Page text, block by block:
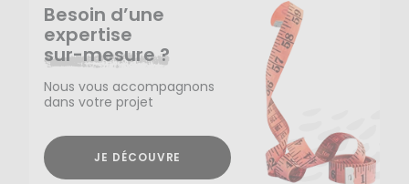
Besoin d’une
expertise
sur-mesure ?
Nous vous accompagnons
dans votre projet
JE DÉCOUVRE